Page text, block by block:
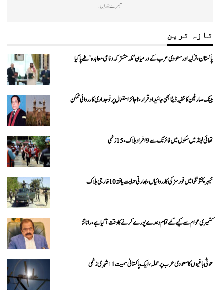
تبصرے بند ہیں.
تازہ ترین
پاکستان، ترکیہ اور سعودی عرب کے درمیان ’مکہ مشترکہ دفاعی معاہدہ‘ طے پا گیا
بینک صارفین کا خفیہ ڈیٹا بھی جائیداد قرار، ناجائز استعمال پر فوجداری کارروائی ممکن
تھائی لینڈ میں سکول میں فائرنگ سے 9 افراد ہلاک، 15 زخمی
خیبرپختونخوا میں فورسز کی کارروائیاں، بھارتی حمایت یافتہ 10 خارجی ہلاک
کشمیری عوام سے کیے گئے تمام وعدے پورے کرنے کا وقت آ گیا ہے، رانا ثنا
حوثی باغیوں کا سعودی عرب پر حملہ، ایک پاکستانی سمیت 11 شہری زخمی